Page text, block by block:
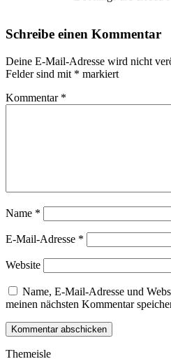
Schreibe einen Kommentar
Deine E-Mail-Adresse wird nicht
Felder sind mit * markiert
Kommentar *
Name *
E-Mail-Adresse *
Website
Name, E-Mail-Adresse und
meinen nächsten Kommentar
Themeisle